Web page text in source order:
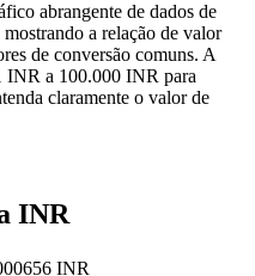
abrangente de dados de
a relação de valor
de conversão comuns. A
INR a 100.000 INR para
claramente o valor de
INR
INR